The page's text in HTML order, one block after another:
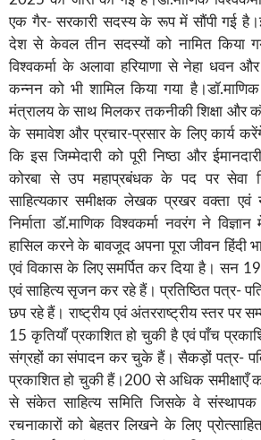
एक गैर- सरकारी सदस्य के रूप में सौंपी गई
देश से केवल तीन सदस्यों को नामित किया
विश्वकर्मा के अलावा हरियाणा से नेहा धवन
कन्नन को भी शामिल किया गया
मंत्रालय के साथ मिलकर तकनीकी शिक्षा और
के समावेश और प्रचार-प्रसार के लिए कार्य
कि इस जिम्मेदारी को पूरी निष्ठा और
कोरबा से उप महाप्रबंधक के पद पर सेवा
साहित्यकार समीक्षक लेखक प्रखर वक्ता एवं
निर्माता डॉ.माणिक विश्वकर्मा नवरंग ने
हासिल करने के बावजूद अपना पूरा जीवन हिंदी
एवं विकास के लिए समर्पित कर दिया है। सन
एवं साहित्य सृजन कर रहे हैं। प्रतिष्ठित पत्र-
छप रहे हैं। राष्ट्रीय एवं अंतरराष्ट्रीय स्तर पर
15 कृतियाँ प्रकाशित हो चुकी है एवं पाँच
संग्रहों का संपादन कर चुके हैं। सैकड़ों पत्र-
प्रकाशित हो चुकी हैं।200 से अधिक समीक्षाएँ
से संकेत साहित्य समिति जिसके वे
रचनाकारों को बेहतर लिखने के लिए